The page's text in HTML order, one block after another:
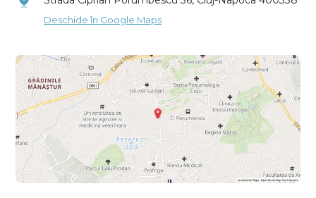
Deschide în Google Maps